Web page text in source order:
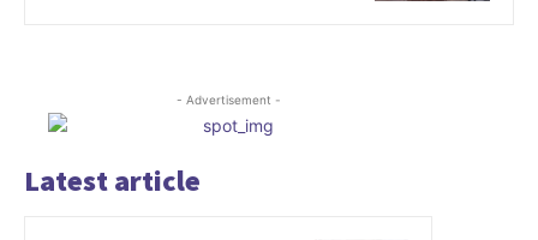
- Advertisement -
Latest article